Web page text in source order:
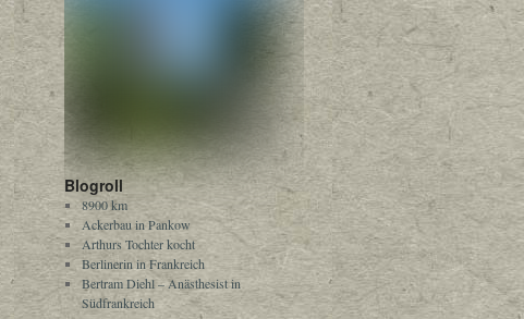
Blogroll
8900 km
Ackerbau in Pankow
Arthurs Tochter kocht
Berlinerin in Frankreich
Bertram Diehl – Anästhesist in
Südfrankreich